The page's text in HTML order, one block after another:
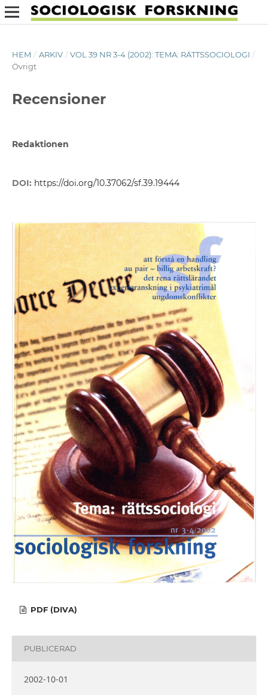
HEM / ARKIV / VOL 39 NR 3-4 (2002): TEMA: RÄTTSSOCIOLOGI /
Övrigt
Recensioner
Redaktionen
DOI: https://doi.org/10.37062/sf.39.19444
PDF (DIVA)
PUBLICERAD
2002-10-01